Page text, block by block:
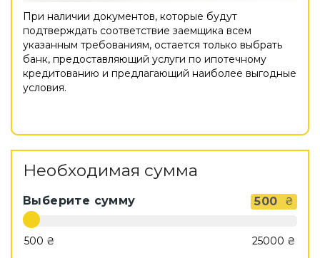
При наличии документов, которые будут
подтверждать соответствие заемщика всем
указанным требованиям, остается только выбрать
банк, предоставляющий услуги по ипотечному
кредитованию и предлагающий наиболее выгодные
условия.
Необходимая сумма
Выберите сумму 500 ₴